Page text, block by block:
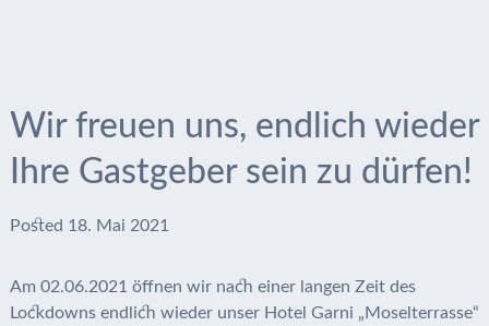
Wir freuen uns, endlich wieder
Ihre Gastgeber sein zu dürfen!
Posted 18. Mai 2021
Am 02.06.2021 öffnen wir nach einer langen Zeit des
Lockdowns endlich wieder unser Hotel Garni „Moselterrasse“